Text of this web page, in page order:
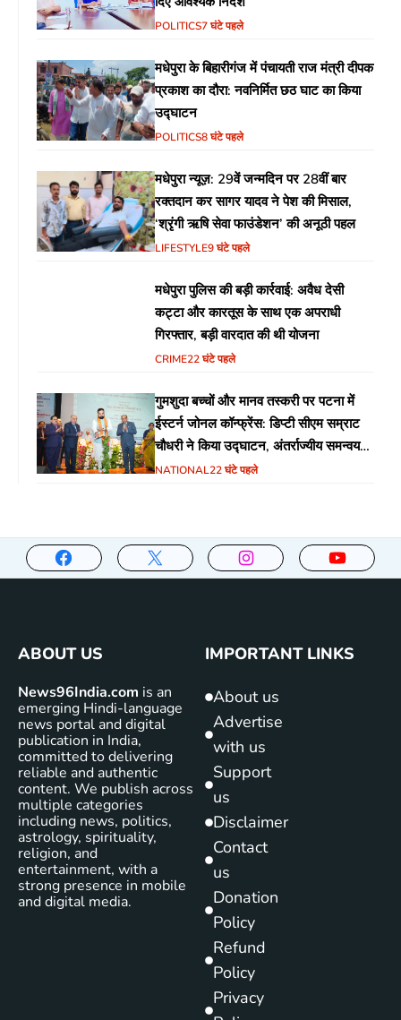
POLITICS7 घंटे पहले
मधेपुरा के बिहारीगंज में पंचायती राज मंत्री दीपक
प्रकाश का दौरा: नवनिर्मित छठ घाट का किया
उद्घाटन
POLITICS8 घंटे पहले
मधेपुरा न्यूज़: 29वें जन्मदिन पर 28वीं बार
रक्तदान कर सागर यादव ने पेश की मिसाल,
‘श्रृंगी ऋषि सेवा फाउंडेशन’ की अनूठी पहल
LIFESTYLE9 घंटे पहले
मधेपुरा पुलिस की बड़ी कार्रवाई: अवैध देसी
कट्टा और कारतूस के साथ एक अपराधी
गिरफ्तार, बड़ी वारदात की थी योजना
CRIME22 घंटे पहले
गुमशुदा बच्चों और मानव तस्करी पर पटना में
ईस्टर्न जोनल कॉन्फ्रेंस: डिप्टी सीएम सम्राट
चौधरी ने किया उद्घाटन, अंतर्राज्यीय समन्वय
पर जोर
NATIONAL22 घंटे पहले
ABOUT US
News96India.com is an
emerging Hindi-language
news portal and digital
publication in India,
committed to delivering
reliable and authentic
content. We publish across
multiple categories
including news, politics,
astrology, spirituality,
religion, and
entertainment, with a
strong presence in mobile
and digital media.
IMPORTANT LINKS
About us
Advertise
with us
Support
us
Disclaimer
Contact
us
Donation
Policy
Refund
Policy
Privacy